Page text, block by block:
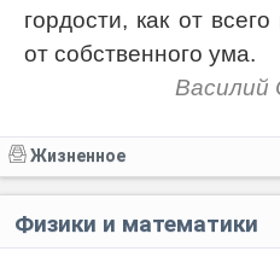
гордости, как от
от собственного ума.
Василий
Жизненное
Физики и математики